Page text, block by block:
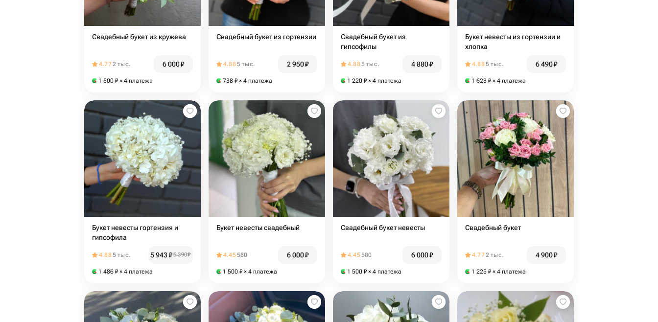
Свадебный букет из кружева
4.772 тыс. 6 000₽
1 500 ₽ × 4 платежа
Свадебный букет из гортензии
4.885 тыс. 2 950₽
738 ₽ × 4 платежа
Свадебный букет из
гипсофилы
4.885 тыс. 4 880₽
1 220 ₽ × 4 платежа
Букет невесты из гортензии и
хлопка
4.885 тыс. 6 490₽
1 623 ₽ × 4 платежа
Букет невесты гортензия и
гипсофила
4.885 тыс. 5 943₽6 390₽
1 486 ₽ × 4 платежа
Букет невесты свадебный
4.45580 6 000₽
1 500 ₽ × 4 платежа
Свадебный букет невесты
4.45580 6 000₽
1 500 ₽ × 4 платежа
Свадебный букет
4.772 тыс. 4 900₽
1 225 ₽ × 4 платежа